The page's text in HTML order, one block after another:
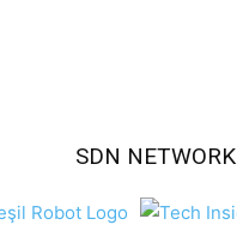
SDN NETWORK